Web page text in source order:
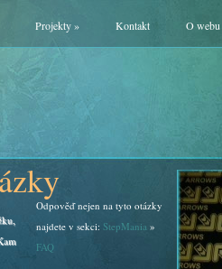
Projekty» Kontakt O webu
Odpověď nejen na tyto otázky
najdete v sekci: StepMania»
FAQ